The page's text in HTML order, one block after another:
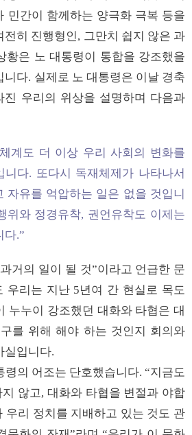
간이 함께하는 양극화 극복 등을
전히 진행형인, 그만치 쉽지 않은 과
황은 노 대통령이 통합을 강조했을
다. 실제로 노 대통령은 이날 경축
진 우리의 위상을 설명하며 다음과
계도 더 이상 우리 사회의 변화를
니다. 또다시 독재체제가 나타나서
자유를 억압하는 일은 없을 것입니
위와 정경유착, 권언유착도 이제는
다.”
거의 일이 될 것”이라고 언급한 문
우리는 지난 5년여 간 현실로 목도
누누이 강조했던 대화와 타협은 대
를 위해 해야 하는 것인지 회의와
실입니다.
령의 어조는 단호했습니다. “지금도
않고, 대화와 타협을 변절과 야합
우리 정치를 지배하고 있는 것도 관